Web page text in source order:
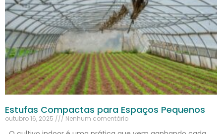
Estufas Compactas para Espaços Pequenos
outubro 16, 2025 Nenhum comentário